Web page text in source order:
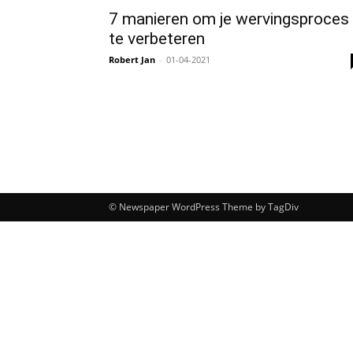
7 manieren om je wervingsproces
te verbeteren
Robert Jan - 01-04-2021
© Newspaper WordPress Theme by TagDiv